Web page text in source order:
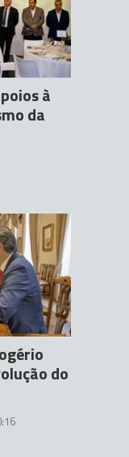
à
da
do